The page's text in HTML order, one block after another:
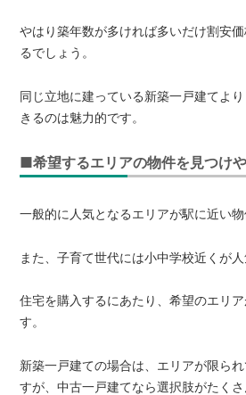
やはり築年数が多ければ多いだけ割安
るでしょう。
同じ立地に建っている新築一戸建てよ
きるのは魅力的です。
■希望するエリアの物件を見つけ
一般的に人気となるエリアが駅に近い物
また、子育て世代には小中学校近くが人
住宅を購入するにあたり、希望のエリ
す。
新築一戸建ての場合は、エリアが限ら
すが、中古一戸建てなら選択肢がたくさ